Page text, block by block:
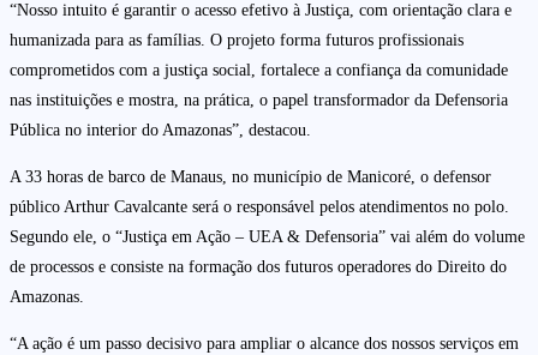
“Nosso intuito é garantir o acesso efetivo à Justiça, com orientação clara e
humanizada para as famílias. O projeto forma futuros profissionais
comprometidos com a justiça social, fortalece a confiança da comunidade
nas instituições e mostra, na prática, o papel transformador da Defensoria
Pública no interior do Amazonas”, destacou.
A 33 horas de barco de Manaus, no município de Manicoré, o defensor
público Arthur Cavalcante será o responsável pelos atendimentos no polo.
Segundo ele, o “Justiça em Ação – UEA & Defensoria” vai além do volume
de processos e consiste na formação dos futuros operadores do Direito do
Amazonas.
“A ação é um passo decisivo para ampliar o alcance dos nossos serviços em